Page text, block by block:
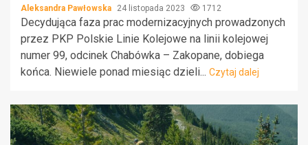
Aleksandra Pawłowska 24 listopada 2023 1712
Decydująca faza prac modernizacyjnych prowadzonych
przez PKP Polskie Linie Kolejowe na linii kolejowej
numer 99, odcinek Chabówka – Zakopane, dobiega
końca. Niewiele ponad miesiąc dzieli... Czytaj dalej